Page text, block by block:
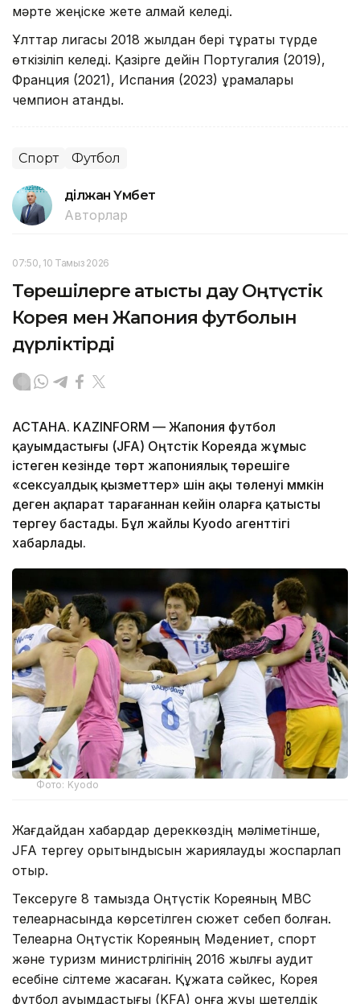
мәрте жеңіске жете алмай келеді.
Ұлттар лигасы 2018 жылдан бері тұрақты түрде
өткізіліп келеді. Қазірге дейін Португалия (2019),
Франция (2021), Испания (2023) құрамалары
чемпион атанды.
Спорт Футбол
Әділжан Үмбет
Авторлар
07:50, 10 Тамыз 2026
Төрешілерге қатысты дау Оңтүстік
Корея мен Жапония футболын
дүрліктірді
АСТАНА. KAZINFORM — Жапония футбол
қауымдастығы (JFA) Оңтүстік Кореяда жұмыс
істеген кезінде төрт жапониялық төрешіге
«сексуалдық қызметтер» үшін ақы төленуі мүмкін
деген ақпарат тарағаннан кейін оларға қатысты
тергеу бастады. Бұл жайлы Kyodo агенттігі
хабарлады.
Фото: Kyodo
Жағдайдан хабардар дереккөздің мәліметінше,
JFA тергеу қорытындысын жариялауды жоспарлап
отыр.
Тексеруге 8 тамызда Оңтүстік Кореяның MBC
телеарнасында көрсетілген сюжет себеп болған.
Телеарна Оңтүстік Кореяның Мәдениет, спорт
және туризм министрлігінің 2016 жылғы аудит
есебіне сілтеме жасаған. Құжатқа сәйкес, Корея
футбол қауымдастығы (KFA) онға жуық шетелдік